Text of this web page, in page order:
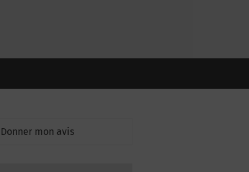
Donner mon avis